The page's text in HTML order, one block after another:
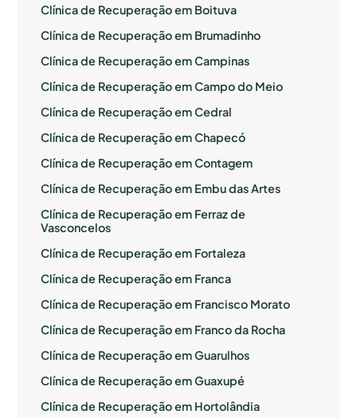
Clínica de Recuperação em Boituva
Clínica de Recuperação em Brumadinho
Clínica de Recuperação em Campinas
Clínica de Recuperação em Campo do Meio
Clínica de Recuperação em Cedral
Clínica de Recuperação em Chapecó
Clínica de Recuperação em Contagem
Clínica de Recuperação em Embu das Artes
Clínica de Recuperação em Ferraz de
Vasconcelos
Clínica de Recuperação em Fortaleza
Clínica de Recuperação em Franca
Clínica de Recuperação em Francisco Morato
Clínica de Recuperação em Franco da Rocha
Clínica de Recuperação em Guarulhos
Clínica de Recuperação em Guaxupé
Clínica de Recuperação em Hortolândia